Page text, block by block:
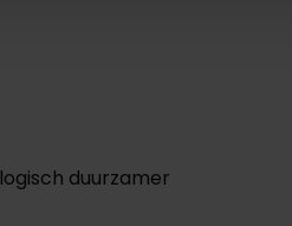
duurzamer